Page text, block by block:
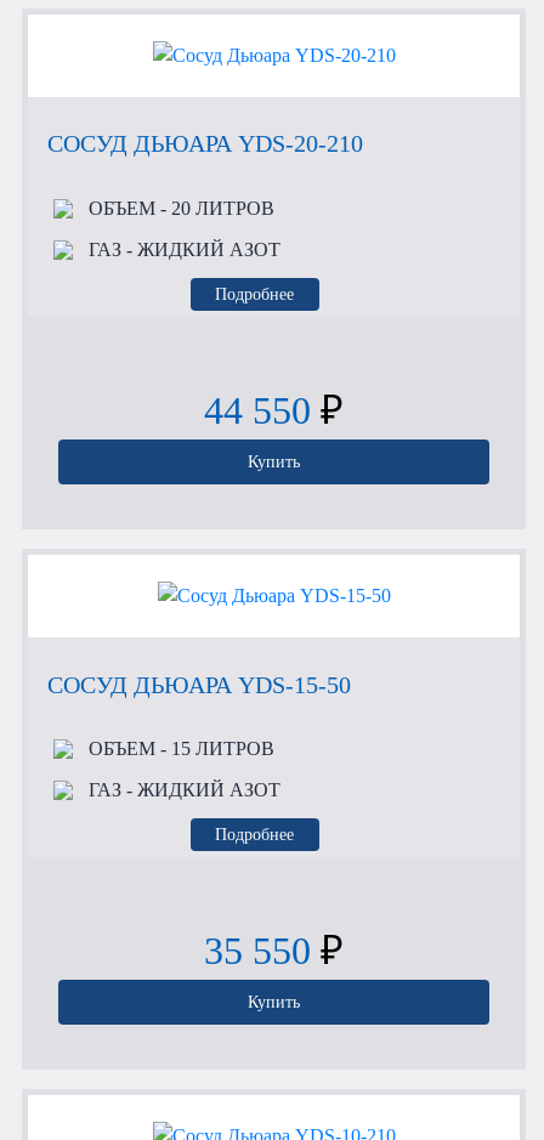
СОСУД ДЬЮАРА YDS-20-210
ОБЪЕМ- 20 ЛИТРОВ
ГАЗ- ЖИДКИЙ АЗОТ
Подробнее
44 550 ₽
Купить
СОСУД ДЬЮАРА YDS-15-50
ОБЪЕМ- 15 ЛИТРОВ
ГАЗ- ЖИДКИЙ АЗОТ
Подробнее
35 550 ₽
Купить